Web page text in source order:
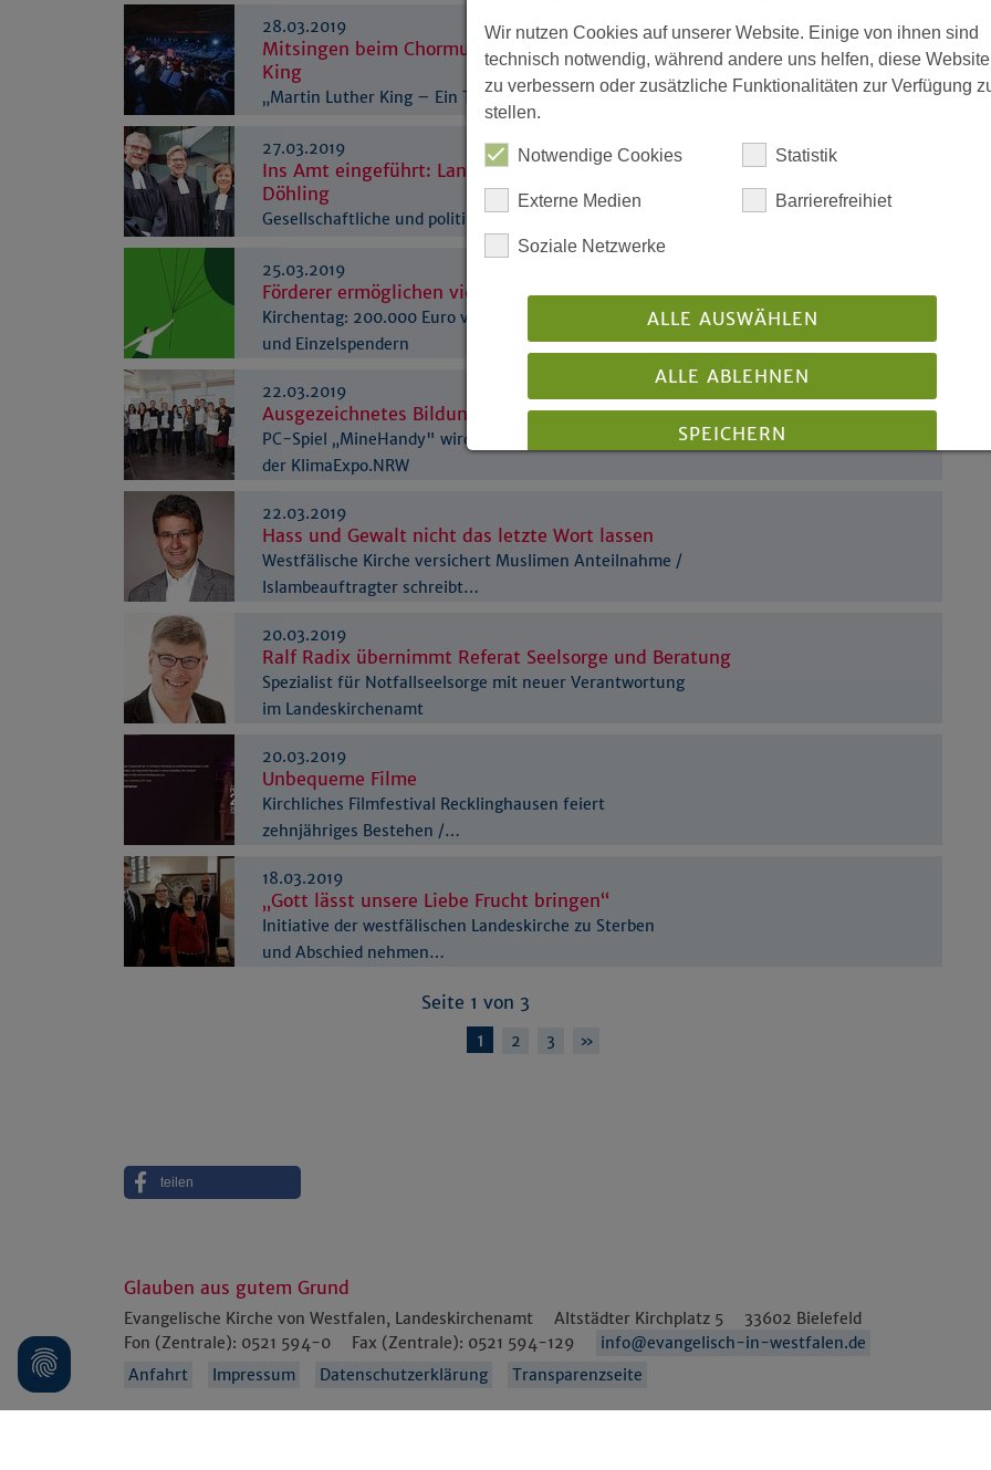
28.03.2019
Mitsingen beim Chormusical Martin Luther
King
„Martin Luther King – Ein Traum
27.03.2019
Ins Amt eingeführt: Landeskirchenrat Dr. Jan-Dirk
Döhling
Gesellschaftliche und politische Verantwortung
25.03.2019
Förderer ermöglichen vielfältiges Kulturprogramm
Kirchentag: 200.000 Euro von Stiftungen, Sponsoren
und Einzelspendern
22.03.2019
Ausgezeichnetes Bildungsangebot
PC-Spiel „MineHandy" wird Vorreiter-Projekt
der KlimaExpo.NRW
22.03.2019
Hass und Gewalt nicht das letzte Wort lassen
Westfälische Kirche versichert Muslimen Anteilnahme /
Islambeauftragter schreibt…
20.03.2019
Ralf Radix übernimmt Referat Seelsorge und Beratung
Spezialist für Notfallseelsorge mit neuer Verantwortung
im Landeskirchenamt
20.03.2019
Unbequeme Filme
Kirchliches Filmfestival Recklinghausen feiert
zehnjähriges Bestehen /…
18.03.2019
„Gott lässt unsere Liebe Frucht bringen“
Initiative der westfälischen Landeskirche zu Sterben
und Abschied nehmen…
Seite 1 von 3
1
2 3 »
teilen
Glauben aus gutem Grund
Evangelische Kirche von Westfalen, Landeskirchenamt Altstädter Kirchplatz 5 33602 Bielefeld
Fon (Zentrale): 0521 594-0 Fax (Zentrale): 0521 594-129
info@evangelisch-in-westfalen.de
Anfahrt
Impressum Datenschutzerklärung Transparenzseite
Wir nutzen Cookies auf unserer Website. Einige von ihnen sind
technisch notwendig, während andere uns helfen, diese Website
zu verbessern oder zusätzliche Funktionalitäten zur Verfügung
stellen.
Notwendige Cookies Statistik
Externe Medien Barrierefreihiet
Soziale Netzwerke
ALLE AUSWÄHLEN
ALLE ABLEHNEN
SPEICHERN